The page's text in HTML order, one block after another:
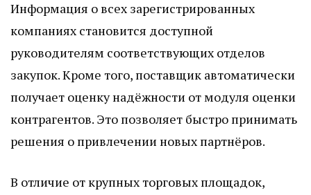
Информация о всех зарегистрированных
компаниях становится доступной
руководителям соответствующих отделов
закупок. Кроме того, поставщик автоматически
получает оценку надёжности от модуля оценки
контрагентов. Это позволяет быстро принимать
решения о привлечении новых партнёров.
В отличие от крупных торговых площадок,